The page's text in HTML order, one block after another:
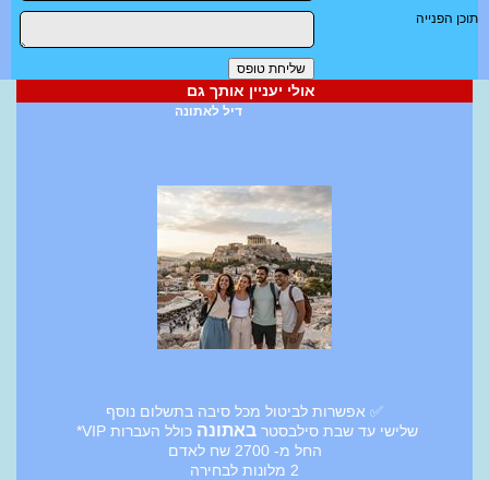
תוכן הפנייה
אולי יעניין אותך גם
דיל לאתונה
✅ אפשרות לביטול מכל סיבה בתשלום נוסף
שלישי עד שבת סילבסטרבאתונה כולל העברות VIP*
החל מ- 2700 שח לאדם
2 מלונות לבחירה